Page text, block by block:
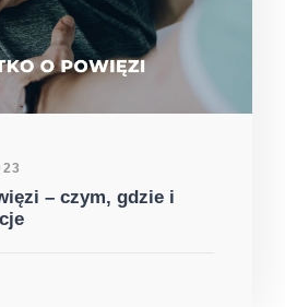
– czym, gdzie i